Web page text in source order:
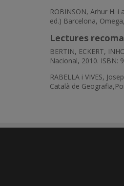
ROBINSON, Arhur H. i
ed.) Barcelona,
Lectures
BERTIN, ECKERT,
Nacional, 2010. ISBN:
RABELLA i VIVES,
Català de